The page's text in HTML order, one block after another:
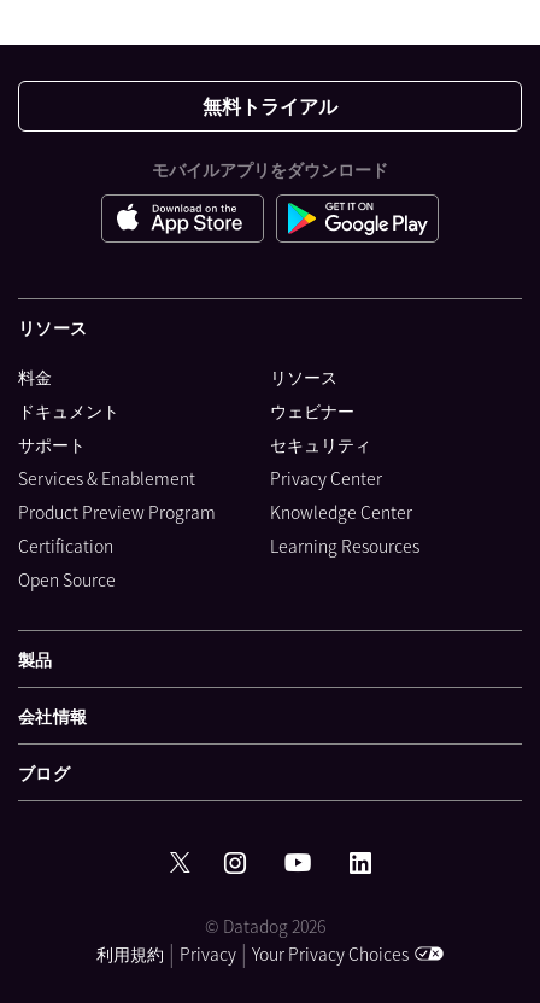
無料トライアル
モバイルアプリをダウンロード
製品
リソース
料金
ドキュメント
サポート
Services & Enablement
Product Preview Program
Certification
Open Source
リソース
ウェビナー
セキュリティ
Privacy Center
Knowledge Center
Learning Resources
会社情報
ブログ
© Datadog 2026
利用規約 | Privacy | Your Privacy Choices